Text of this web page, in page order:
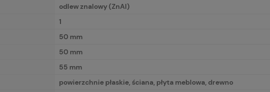
odlew znalowy (ZnAl)
1
50 mm
50 mm
55 mm
powierzchnie płaskie, ściana, płyta meblowa, drewno